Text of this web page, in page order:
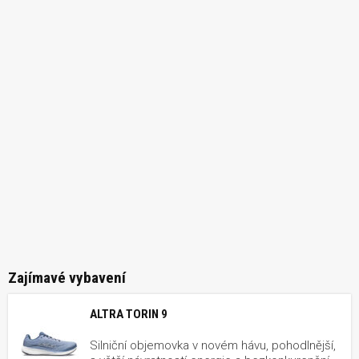
Zajímavé vybavení
ALTRA TORIN 9
Silniční objemovka v novém hávu, pohodlnější,